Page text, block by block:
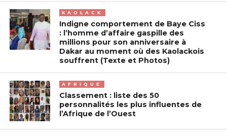
KAOLACK
Indigne comportement de Baye Ciss
: l’homme d’affaire gaspille des
millions pour son anniversaire à
Dakar au moment où des Kaolackois
souffrent (Texte et Photos)
AFRIQUE
Classement : liste des 50
personnalités les plus influentes de
l’Afrique de l’Ouest